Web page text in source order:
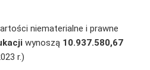
niematerialne i prawne
wynoszą 10.937.580,67
r.)